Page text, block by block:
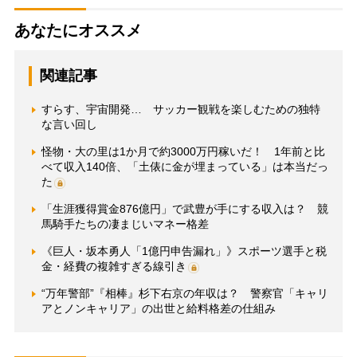
あなたにオススメ
関連記事
すらす、宇宙開発… サッカー観戦を楽しむための独特
な言い回し
怪物・大の里は1か月で約3000万円稼いだ！ 1年前と比
べて収入140倍、「土俵に金が埋まっている」は本当だっ
た
「生涯獲得賞金876億円」で武豊が手にする収入は？ 競
馬騎手たちの凄まじいマネー格差
《巨人・坂本勇人「1億円申告漏れ」》スポーツ選手と税
金・経費の複雑すぎる線引き
“万年警部”『相棒』杉下右京の年収は？ 警察官「キャリ
アとノンキャリア」の出世と給料格差の仕組み